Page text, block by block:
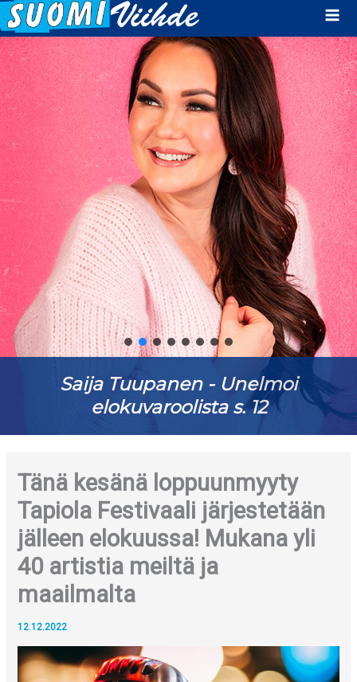
Saija Tuupanen - Unelmoi
elokuvaroolista s. 12
Tänä kesänä loppuunmyyty
Tapiola Festivaali järjestetään
jälleen elokuussa! Mukana yli
40 artistia meiltä ja
maailmalta
12.12.2022